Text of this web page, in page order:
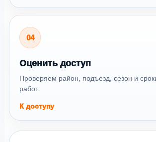
04
Оценить доступ
Проверяем район, подъезд, сезон и
работ.
К доступу